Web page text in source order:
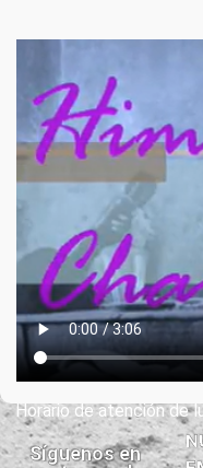
Horario de atención de
Síguenos en